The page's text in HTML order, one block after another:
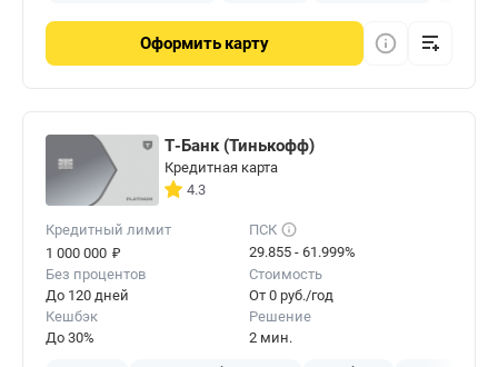
Оформить карту
Т-Банк (Тинькофф)
Кредитная карта
4.3
Кредитный лимит
1 000 000 ₽
ПСК
29.855 - 61.999%
Без процентов
До 120 дней
Стоимость
От 0 руб./год
Кешбэк
До 30%
Решение
2 мин.